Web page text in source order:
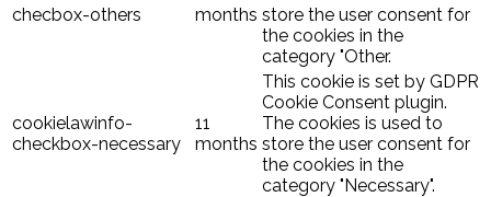
checbox-others
months store the user consent for
the cookies in the
category "Other.
cookielawinfo-
checkbox-necessary
11
months
This cookie is set by GDPR
Cookie Consent plugin.
The cookies is used to
store the user consent for
the cookies in the
category "Necessary".